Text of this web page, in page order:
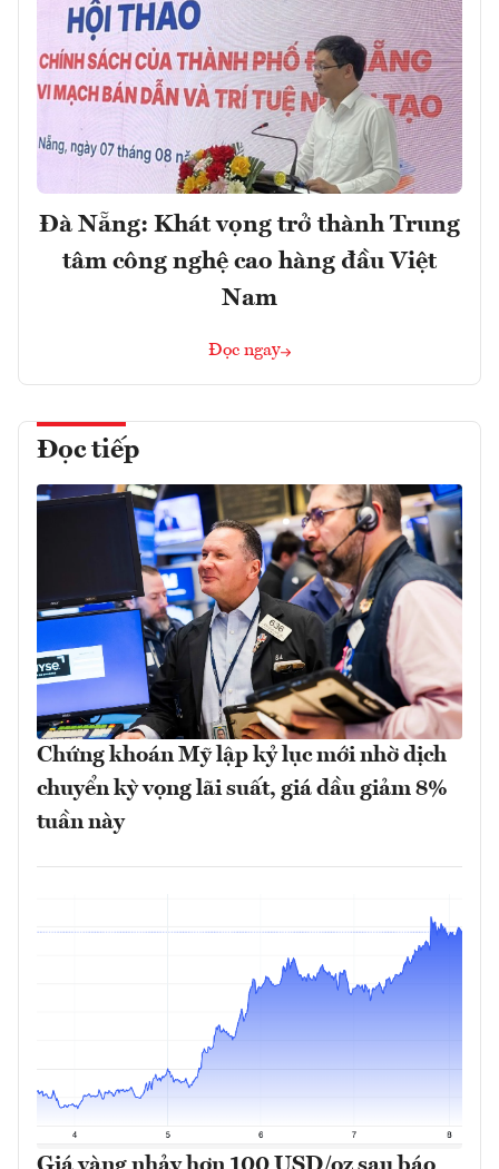
Đà Nẵng: Khát vọng trở thành Trung
tâm công nghệ cao hàng đầu Việt
Nam
Đọc ngay
Đọc tiếp
Chứng khoán Mỹ lập kỷ lục mới nhờ dịch
chuyển kỳ vọng lãi suất, giá dầu giảm 8%
tuần này